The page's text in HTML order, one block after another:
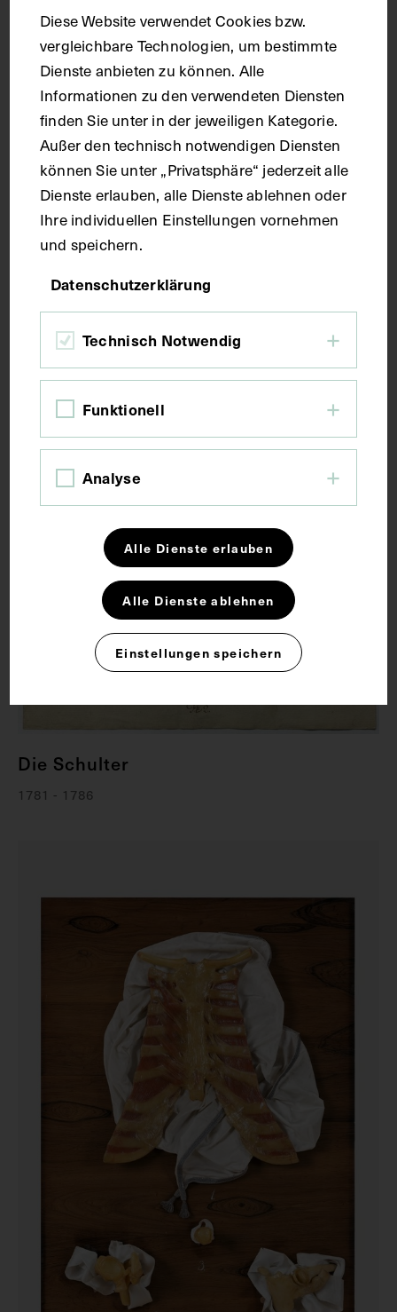
Die Schulter
1781 - 1786
Die Schulter
1781 - 1786
Diese Website verwendet Cookies bzw.
vergleichbare Technologien, um bestimmte
Dienste anbieten zu können. Alle
Informationen zu den verwendeten Diensten
finden Sie unter in der jeweiligen Kategorie.
Außer den technisch notwendigen Diensten
können Sie unter „Privatsphäre“ jederzeit alle
Dienste erlauben, alle Dienste ablehnen oder
Ihre individuellen Einstellungen vornehmen
und speichern.
Datenschutzerklärung
Technisch Notwendig
Funktionell
Analyse
Alle Dienste erlauben
Alle Dienste ablehnen
Einstellungen speichern